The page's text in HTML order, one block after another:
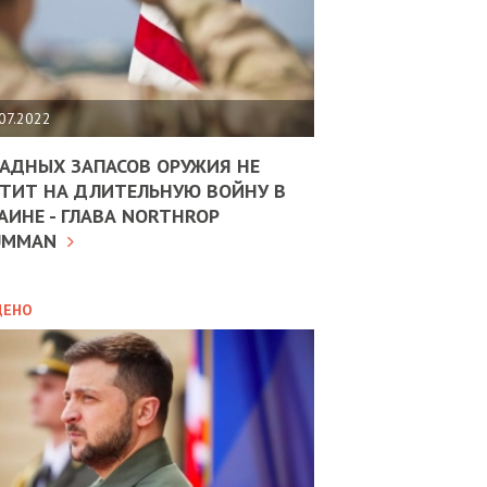
ЗАПАСОВ ОРУЖИЯ НЕ
НА ДЛИТЕЛЬНУЮ ВОЙНУ В
- ГЛАВА NORTHROP
10.02.2025